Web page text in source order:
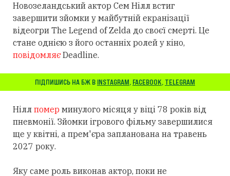
Новозеландський актор Сем Нілл встиг
завершити зйомки у майбутній екранізації
відеогри The Legend of Zelda до своєї смерті. Це
стане однією з його останніх ролей у кіно,
повідомляєDeadline.
ПІДПИШИСЬ НА БЖ В INSTAGRAM, FACEBOOK, TELEGRAM
Нілл помер минулого місяця у віці 78 років від
пневмонії. Зйомки ігрового фільму завершилися
ще у квітні, а прем'єра запланована на травень
2027 року.
Яку саме роль виконав актор, поки не